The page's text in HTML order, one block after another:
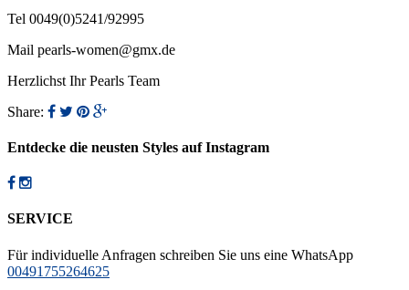
Tel 0049(0)5241/92995
Mail pearls-women@gmx.de
Herzlichst Ihr Pearls Team
Share:
Entdecke die neusten Styles auf Instagram
SERVICE
Für individuelle Anfragen schreiben Sie uns eine WhatsApp
00491755264625